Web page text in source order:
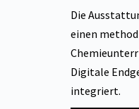
Die
einen
Digitale
integriert.